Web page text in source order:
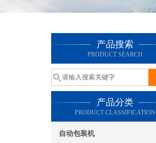
产品搜索
PRODUCT SEARCH
产品分类
PRODUCT CLASSIFICATION
自动包装机